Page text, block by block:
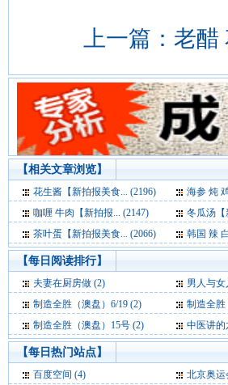
上一篇： 老醋
【相关文章浏览】
花生酱【新拍报美食... (2196) 海参 炖
咖喱 牛肉【新拍报... (2147)
冬瓜汤【
茶叶蛋【新拍报美食... (2066)
韩国 辣
【每日阅读排行】
夫妻在厨房做 (2) 男人与女人的
制造全胜（澳盘）6/19 (2)
制造全胜
制造全胜（澳盘）15号 (2)
中医讲的
【每日热门站点】
百度空间 (4) 北京奥运